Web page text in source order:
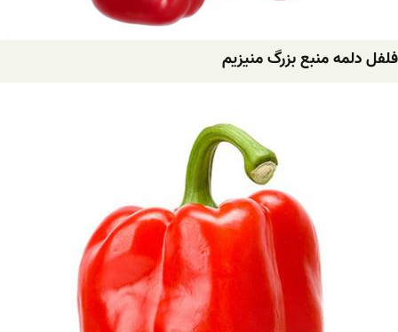
فلفل دلمه منبع بزرگ منیزیم